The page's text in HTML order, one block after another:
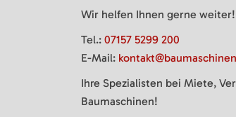
Wir helfen Ihnen gerne weiter!
Tel.: 07157 5299 200
E-Mail:
Ihre Spezialisten bei Miete,
Baumaschinen!